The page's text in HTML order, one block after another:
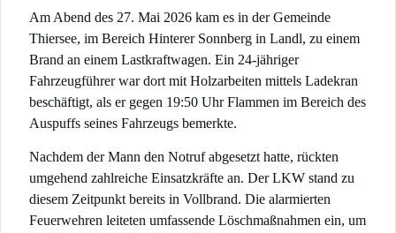
Am Abend des 27. Mai 2026 kam es in der Gemeinde
Thiersee, im Bereich Hinterer Sonnberg in Landl, zu einem
Brand an einem Lastkraftwagen. Ein 24-jähriger
Fahrzeugführer war dort mit Holzarbeiten mittels Ladekran
beschäftigt, als er gegen 19:50 Uhr Flammen im Bereich des
Auspuffs seines Fahrzeugs bemerkte.
Nachdem der Mann den Notruf abgesetzt hatte, rückten
umgehend zahlreiche Einsatzkräfte an. Der LKW stand zu
diesem Zeitpunkt bereits in Vollbrand. Die alarmierten
Feuerwehren leiteten umfassende Löschmaßnahmen ein, um